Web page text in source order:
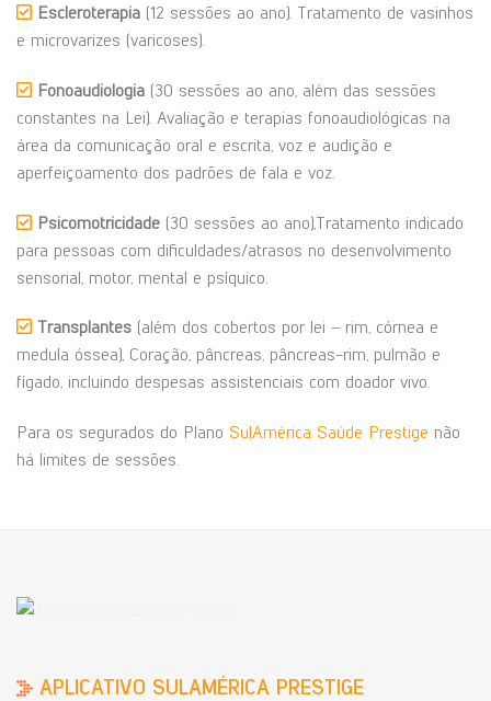
Escleroterapia (12 sessões ao ano). Tratamento de vasinhos
e microvarizes (varicoses).
Fonoaudiologia (30 sessões ao ano, além das sessões
constantes na Lei). Avaliação e terapias fonoaudiológicas na
área da comunicação oral e escrita, voz e audição e
aperfeiçoamento dos padrões de fala e voz.
Psicomotricidade (30 sessões ao ano),Tratamento indicado
para pessoas com dificuldades/atrasos no desenvolvimento
sensorial, motor, mental e psíquico.
Transplantes (além dos cobertos por lei – rim, córnea e
medula óssea), Coração, pâncreas, pâncreas-rim, pulmão e
fígado, incluindo despesas assistenciais com doador vivo.
Para os segurados do Plano SulAmérica Saúde Prestige não
há limites de sessões.
APLICATIVO SULAMÉRICA PRESTIGE